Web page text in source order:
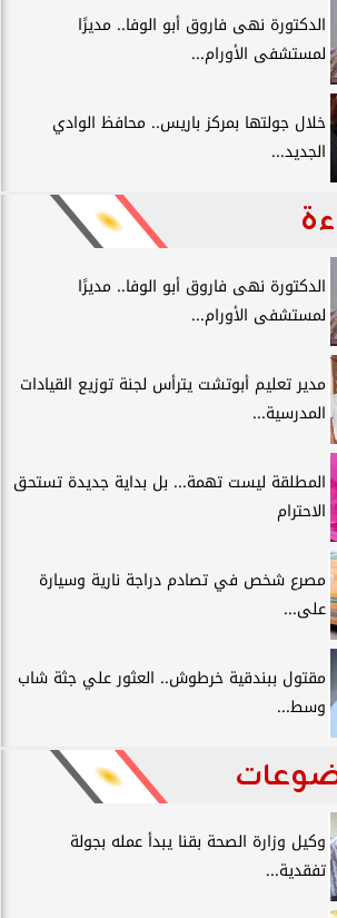
الدكتورة نهى فاروق أبو الوفا.. مديرًا
لمستشفى الأورام...
خلال جولتها بمركز باريس.. محافظ الوادي
الجديد...
الدكتورة نهى فاروق أبو الوفا.. مديرًا
لمستشفى الأورام...
مدير تعليم أبوتشت يترأس لجنة توزيع القيادات
المدرسية...
المطلقة ليست تهمة... بل بداية جديدة تستحق
الاحترام
مصرع شخص في تصادم دراجة نارية وسيارة
على...
مقتول ببندقية خرطوش.. العثور علي جثة شاب
وسط...
وكيل وزارة الصحة بقنا يبدأ عمله بجولة
تفقدية...